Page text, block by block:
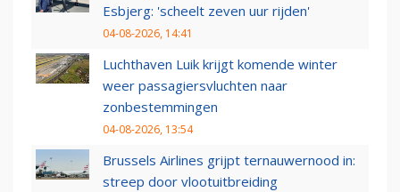
Esbjerg: 'scheelt zeven uur rijden'
04-08-2026, 14:41
Luchthaven Luik krijgt komende winter
weer passagiersvluchten naar
zonbestemmingen
04-08-2026, 13:54
Brussels Airlines grijpt ternauwernood in:
streep door vlootuitbreiding